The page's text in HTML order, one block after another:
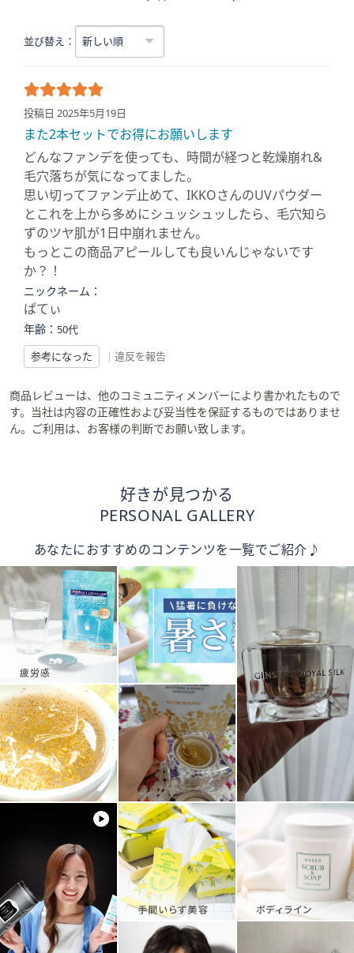
並び替え：
投稿日 2025年5月19日
また2本セットでお得にお願いします
どんなファンデを使っても、時間が経つと乾燥崩れ&
毛穴落ちが気になってました。
思い切ってファンデ止めて、IKKOさんのUVパウダー
とこれを上から多めにシュッシュッしたら、毛穴知ら
ずのツヤ肌が1日中崩れません。
もっとこの商品アピールしても良いんじゃないです
か？！
ニックネーム：
ぱてぃ
年齢： 50代
参考になった
| 違反を報告
商品レビューは、他のコミュニティメンバーにより書かれたもので
す。当社は内容の正確性および妥当性を保証するものではありませ
ん。ご利用は、お客様の判断でお願い致します。
好きが見つかる
PERSONAL GALLERY
あなたにおすすめのコンテンツを一覧でご紹介♪